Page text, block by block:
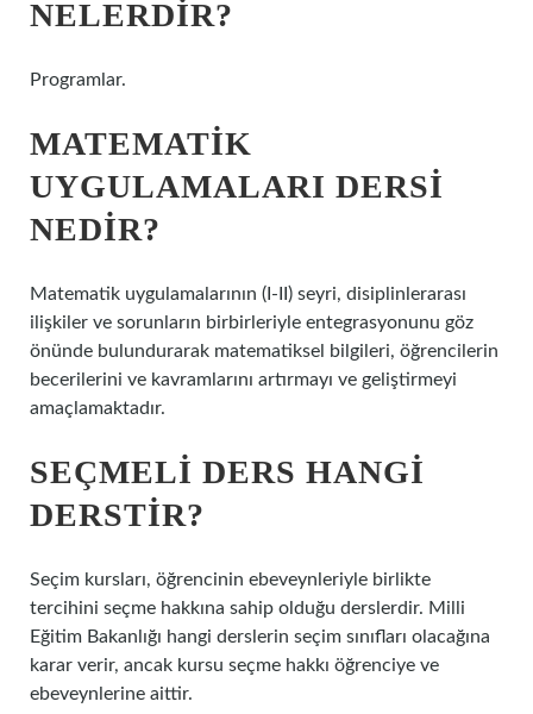
NELERDIR?
Programlar.
MATEMATIK
UYGULAMALARI DERSI
NEDIR?
Matematik uygulamalarının (I-II) seyri, disiplinlerarası
ilişkiler ve sorunların birbirleriyle entegrasyonunu göz
önünde bulundurarak matematiksel bilgileri, öğrencilerin
becerilerini ve kavramlarını artırmayı ve geliştirmeyi
amaçlamaktadır.
SEÇMELI DERS HANGI
DERSTIR?
Seçim kursları, öğrencinin ebeveynleriyle birlikte
tercihini seçme hakkına sahip olduğu derslerdir. Milli
Eğitim Bakanlığı hangi derslerin seçim sınıfları olacağına
karar verir, ancak kursu seçme hakkı öğrenciye ve
ebeveynlerine aittir.